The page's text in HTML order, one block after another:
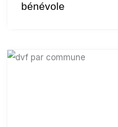
bénévole